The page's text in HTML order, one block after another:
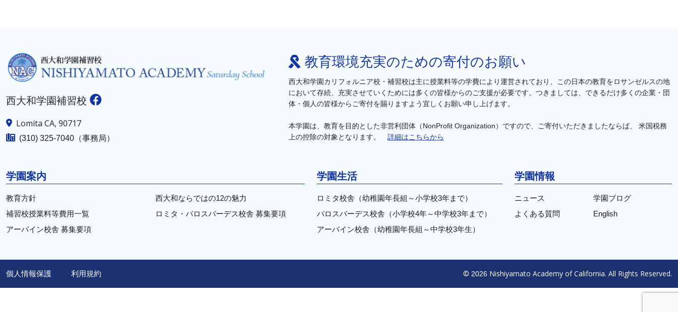
西大和学園補習校
Lomita CA, 90717
(310) 325-7040 （事務局）
教育環境充実のための寄付のお願い
西大和学園カリフォルニア校・補習校は主に授業料等の学費により運営されており、この日本の教育をロサンゼルスの地
において存続、充実させていくためには多くの皆様からのご支援が必要です。つきましては、できるだけ多くの企業・団
体・個人の皆様からご寄付を賜りますよう宜しくお願い申し上げます。
本学園は、教育を目的とした非営利団体（NonProfit Organization）ですので、ご寄付いただきましたならば、 米国税務
上の控除の対象となります。 詳細はこちらから
学園案内
教育方針
西大和ならではの12の魅力
補習校授業料等費用一覧
ロミタ・パロスバーデス校舎 募集要項
アーバイン校舎 募集要項
学園生活
ロミタ校舎（幼稚園年長組～小学校3年まで）
パロスバーデス校舎（小学校4年～中学校3年まで）
アーバイン校舎（幼稚園年長組～中学校3年生）
学園情報
ニュース
学園ブログ
よくある質問
English
個人情報保護 利用規約 © 2026 Nishiyamato Academy of California. All Rights Reserved.